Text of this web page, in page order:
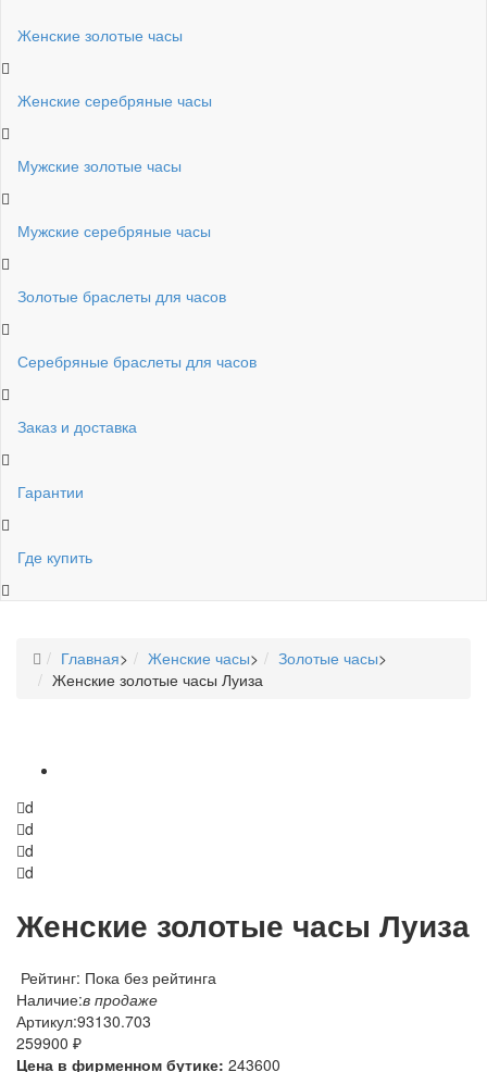
Женские золотые часы
Женские серебряные часы
Мужские золотые часы
Мужские серебряные часы
Золотые браслеты для часов
Серебряные браслеты для часов
Заказ и доставка
Гарантии
Где купить
Главная> Женские часы> Золотые часы>
Женские золотые часы Луиза
d
d
d
d
Женские золотые часы Луиза
Рейтинг: Пока без рейтинга
Наличие:в продаже
Артикул:93130.703
259900 ₽
Цена в фирменном бутике: 243600